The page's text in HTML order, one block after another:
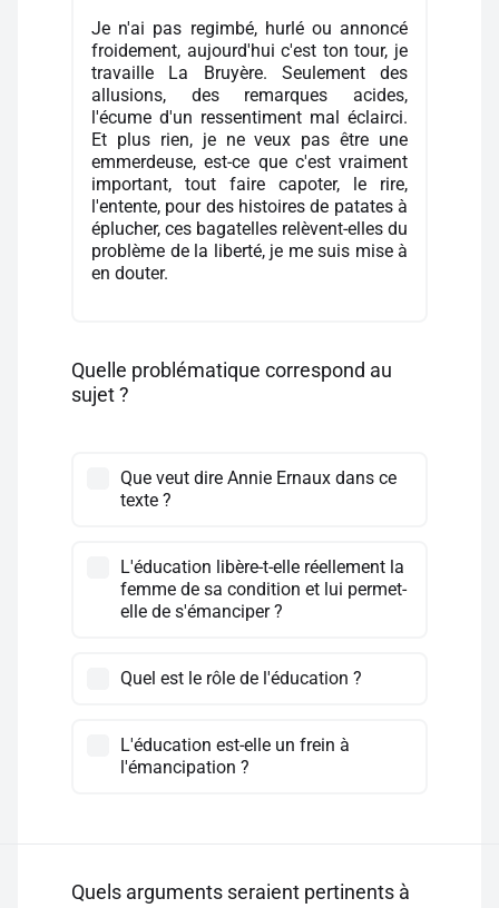
Je n'ai pas regimbé, hurlé ou annoncé
froidement, aujourd'hui c'est ton tour, je
travaille La Bruyère. Seulement des
allusions, des remarques acides,
l'écume d'un ressentiment mal éclairci.
Et plus rien, je ne veux pas être une
emmerdeuse, est-ce que c'est vraiment
important, tout faire capoter, le rire,
l'entente, pour des histoires de patates à
éplucher, ces bagatelles relèvent-elles du
problème de la liberté, je me suis mise à
en douter.
Quelle problématique correspond au
sujet ?
Que veut dire Annie Ernaux dans ce
texte ?
L'éducation libère-t-elle réellement la
femme de sa condition et lui permet-
elle de s'émanciper ?
Quel est le rôle de l'éducation ?
L'éducation est-elle un frein à
l'émancipation ?
Quels arguments seraient pertinents à